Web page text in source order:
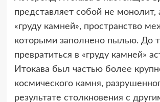
представляет собой не монолит,
«груду камней», пространство
которыми заполнено пылью. До
превратиться в «груду камней»
Итокава был частью более
космического камня,
результате столкновения с